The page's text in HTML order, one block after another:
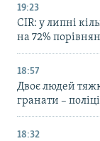
19:23
CIR: у липні
на 72%
18:57
Двоє людей
гранати –
18:32